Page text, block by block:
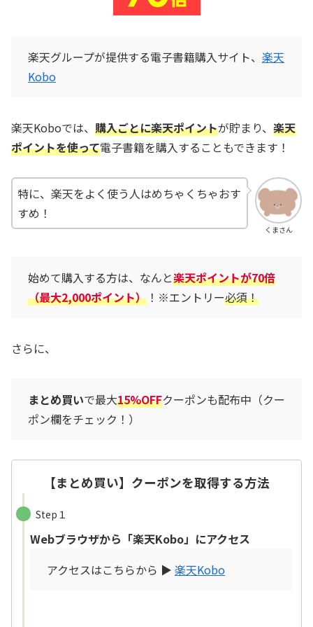
楽天グループが提供する電子書籍購入サイト、 楽天
Kobo
楽天Koboでは、 購入ごとに楽天ポイントが貯まり、 楽天
ポイントを使って電子書籍を購入することもできます！
くまさん
特に、楽天をよく使う人はめちゃくちゃおす
すめ！
始めて購入する方は、なんと楽天ポイントが70倍
（最大2,000ポイント） ！※エントリー必須！
さらに、
まとめ買いで最大15%OFFクーポンも配布中（クー
ポン欄をチェック！）
【まとめ買い】クーポンを取得する方法
Step１
Webブラウザから「楽天Kobo」にアクセス
アクセスはこちらから ▶ 楽天Kobo